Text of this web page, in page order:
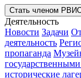
Стать членом
Деятельность
Новости Задачи
деятельность
пропаганда
исторические